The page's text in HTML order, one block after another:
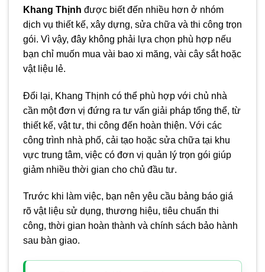
Khang Thịnh được biết đến nhiều hơn ở nhóm
dịch vụ thiết kế, xây dựng, sửa chữa và thi công trọn
gói. Vì vậy, đây không phải lựa chọn phù hợp nếu
bạn chỉ muốn mua vài bao xi măng, vài cây sắt hoặc
vật liệu lẻ.
Đổi lại, Khang Thịnh có thể phù hợp với chủ nhà
cần một đơn vị đứng ra tư vấn giải pháp tổng thể, từ
thiết kế, vật tư, thi công đến hoàn thiện. Với các
công trình nhà phố, cải tạo hoặc sửa chữa tại khu
vực trung tâm, việc có đơn vị quản lý trọn gói giúp
giảm nhiều thời gian cho chủ đầu tư.
Trước khi làm việc, bạn nên yêu cầu bảng báo giá
rõ vật liệu sử dụng, thương hiệu, tiêu chuẩn thi
công, thời gian hoàn thành và chính sách bảo hành
sau bàn giao.